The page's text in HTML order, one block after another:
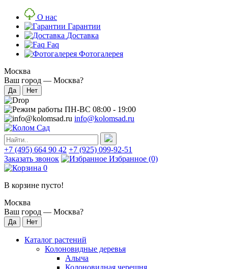
О нас
Гарантии
Доставка
Faq
Фотогалерея
Москва
Ваш город — Москва?
ПН-ВС 08:00 - 19:00
info@kolomsad.ru
+7 (495) 664 90 42 +7 (925) 099-92-51
Заказать звонок
Избранное (0)
0
В корзине пусто!
Москва
Ваш город — Москва?
Каталог растений
Колоновидные деревья
Алыча
Колоновидная черешня